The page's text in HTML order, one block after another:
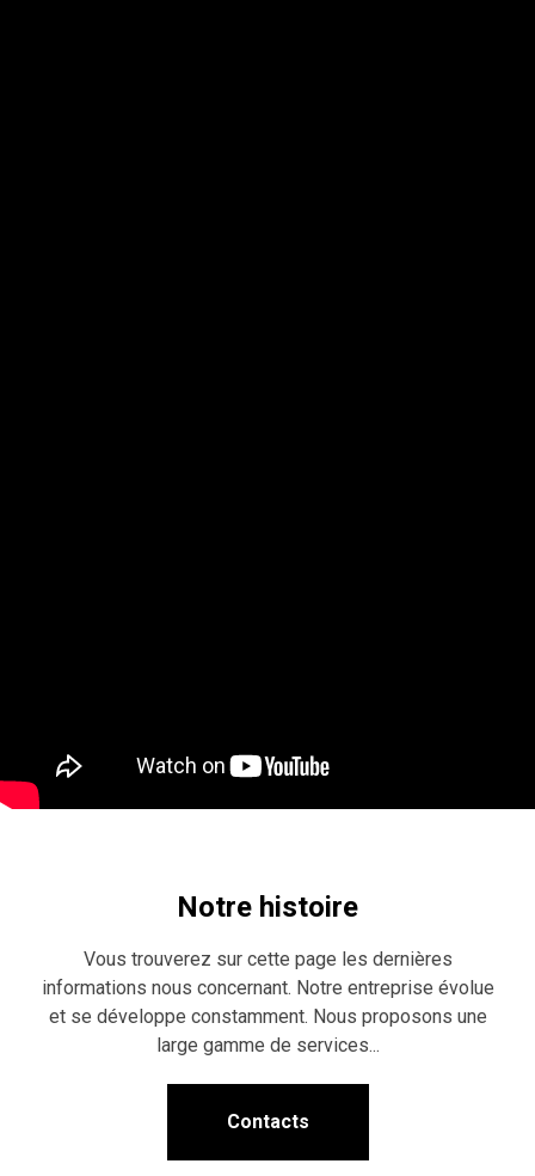
Notre histoire
Vous trouverez sur cette page les dernières
informations nous concernant. Notre entreprise évolue
et se développe constamment. Nous proposons une
large gamme de services...
Contacts